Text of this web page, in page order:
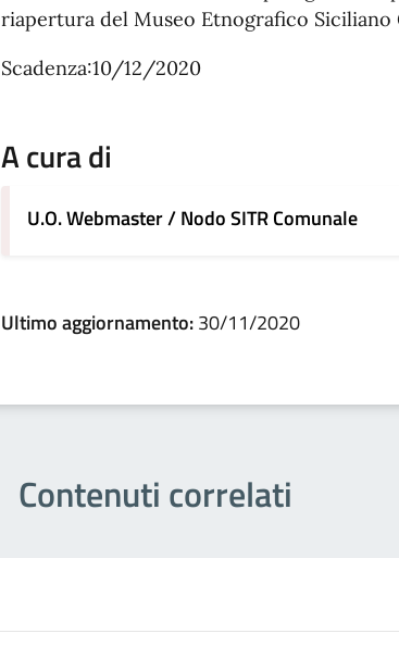
riapertura del Museo Etnografico Siciliano
Scadenza:10/12/2020
A cura di
U.O. Webmaster / Nodo SITR Comunale
Ultimo aggiornamento:30/11/2020
Contenuti correlati